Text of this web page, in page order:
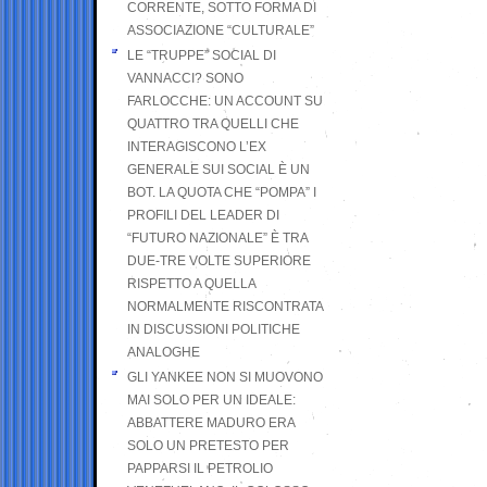
CORRENTE, SOTTO FORMA DI
ASSOCIAZIONE “CULTURALE”
LE “TRUPPE” SOCIAL DI
VANNACCI? SONO
FARLOCCHE: UN ACCOUNT SU
QUATTRO TRA QUELLI CHE
INTERAGISCONO L’EX
GENERALE SUI SOCIAL È UN
BOT. LA QUOTA CHE “POMPA” I
PROFILI DEL LEADER DI
“FUTURO NAZIONALE” È TRA
DUE-TRE VOLTE SUPERIORE
RISPETTO A QUELLA
NORMALMENTE RISCONTRATA
IN DISCUSSIONI POLITICHE
ANALOGHE
GLI YANKEE NON SI MUOVONO
MAI SOLO PER UN IDEALE:
ABBATTERE MADURO ERA
SOLO UN PRETESTO PER
PAPPARSI IL PETROLIO